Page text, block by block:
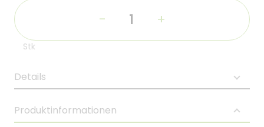
- +
Stk
Details
Produktinformationen